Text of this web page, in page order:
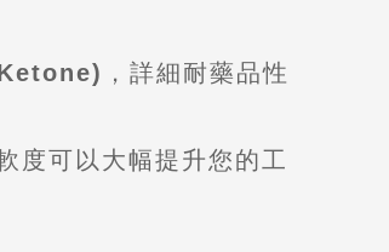
，詳細耐藥品性
度可以大幅提升您的工